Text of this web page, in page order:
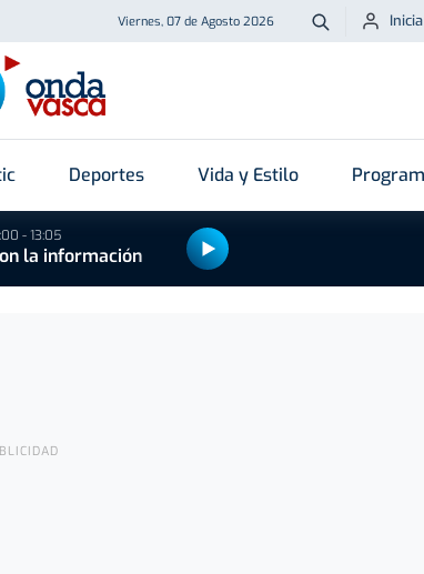
Viernes, 07 de Agosto 2026 Buscar
Deportes Vida y Estilo
- 13:05
la información